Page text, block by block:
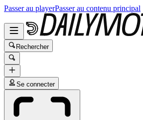
Passer au playerPasser au contenu principal
Rechercher
Se connecter